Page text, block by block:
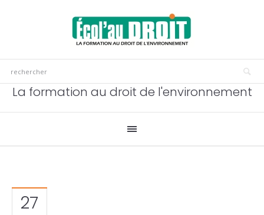
La formation au droit de l'environnement
27